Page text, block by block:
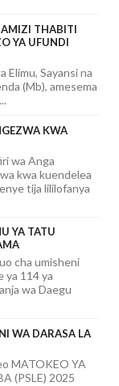
THABITI
YA UFUNDI
Sayansi na
(Mb), amesema
KWA
wa Anga
kwa kuendelea
tija lililofanya
YA TATU
cha umisheni
ya 114 ya
wa Daegu
WA DARASA LA
MATOKEO YA
(PSLE) 2025